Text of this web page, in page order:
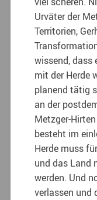
Urväter der
Territorien,
wissend, dass
mit der Herde
planend tätig
an der
Metzger-
besteht im
Herde muss
und das Land
werden. Und
verlassen und